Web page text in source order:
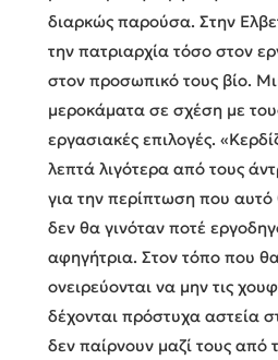
διαρκώς παρούσα. Στην
την πατριαρχία τόσο στον
στον προσωπικό τους βίο.
μεροκάματα σε σχέση με
εργασιακές επιλογές.
λεπτά λιγότερα από τους
για την περίπτωση που αυτό
δεν θα γινόταν ποτέ
αφηγήτρια. Στον τόπο που
ονειρεύονται να μην τις
δέχονται πρόστυχα αστεία
δεν παίρνουν μαζί τους από